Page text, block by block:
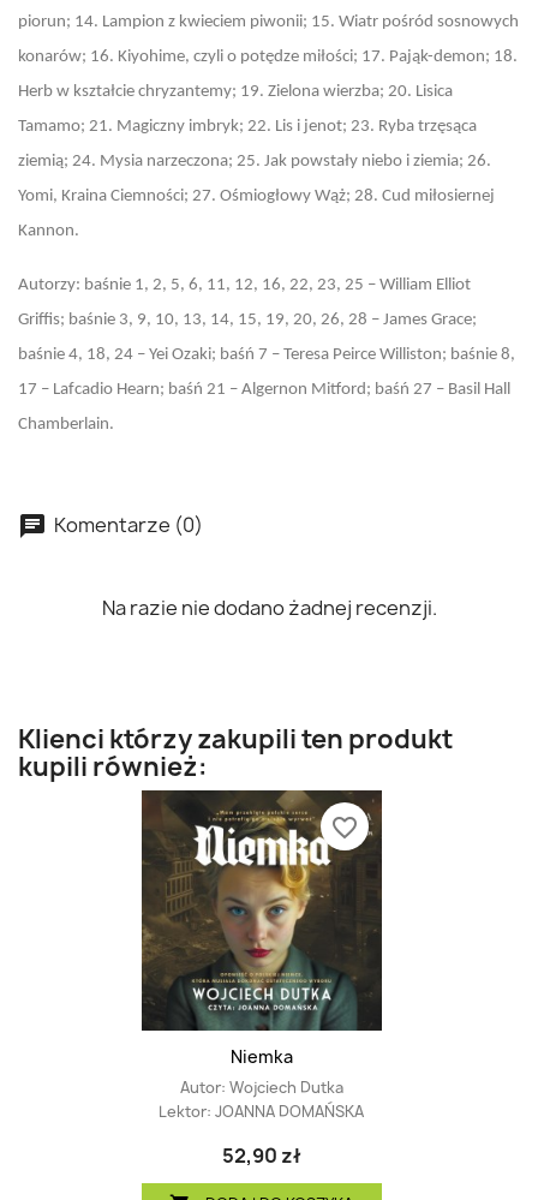
piorun; 14. Lampion z kwieciem piwonii; 15. Wiatr pośród sosnowych
konarów; 16. Kiyohime, czyli o potędze miłości; 17. Pająk-demon; 18.
Herb w kształcie chryzantemy; 19. Zielona wierzba; 20. Lisica
Tamamo; 21. Magiczny imbryk; 22. Lis i jenot; 23. Ryba trzęsąca
ziemią; 24. Mysia narzeczona; 25. Jak powstały niebo i ziemia; 26.
Yomi, Kraina Ciemności; 27. Ośmiogłowy Wąż; 28. Cud miłosiernej
Kannon.
Autorzy: baśnie 1, 2, 5, 6, 11, 12, 16, 22, 23, 25 – William Elliot
Griffis; baśnie 3, 9, 10, 13, 14, 15, 19, 20, 26, 28 – James Grace;
baśnie 4, 18, 24 – Yei Ozaki; baśń 7 – Teresa Peirce Williston; baśnie 8,
17 – Lafcadio Hearn; baśń 21 – Algernon Mitford; baśń 27 – Basil Hall
Chamberlain.
Komentarze (0)
Na razie nie dodano żadnej recenzji.
Klienci którzy zakupili ten produkt
kupili również:
Niemka
Autor: Wojciech Dutka
Lektor: JOANNA DOMAŃSKA
52,90 zł
favorite_border